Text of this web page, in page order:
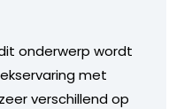
onderwerp wordt
met
verschillend op